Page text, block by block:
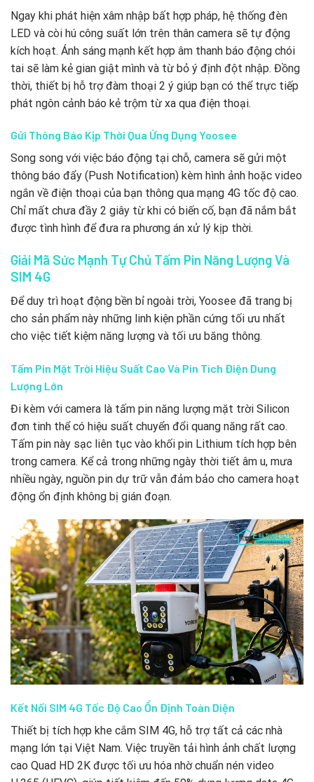
Ngay khi phát hiện xâm nhập bất hợp pháp, hệ thống đèn
LED và còi hú công suất lớn trên thân camera sẽ tự động
kích hoạt. Ánh sáng mạnh kết hợp âm thanh báo động chói
tai sẽ làm kẻ gian giật mình và từ bỏ ý định đột nhập. Đồng
thời, thiết bị hỗ trợ đàm thoại 2 ý giúp bạn có thể trực tiếp
phát ngôn cảnh báo kẻ trộm từ xa qua điện thoại.
Gửi Thông Báo Kịp Thời Qua Ứng Dụng Yoosee
Song song với việc báo động tại chỗ, camera sẽ gửi một
thông báo đẩy (Push Notification) kèm hình ảnh hoặc video
ngắn về điện thoại của bạn thông qua mạng 4G tốc độ cao.
Chỉ mất chưa đầy 2 giây từ khi có biến cố, bạn đã nắm bắt
được tình hình để đưa ra phương án xử lý kịp thời.
Giải Mã Sức Mạnh Tự Chủ Tấm Pin Năng Lượng Và
SIM 4G
Để duy trì hoạt động bền bỉ ngoài trời, Yoosee đã trang bị
cho sản phẩm này những linh kiện phần cứng tối ưu nhất
cho việc tiết kiệm năng lượng và tối ưu băng thông.
Tấm Pin Mặt Trời Hiệu Suất Cao Và Pin Tích Điện Dung
Lượng Lớn
Đi kèm với camera là tấm pin năng lượng mặt trời Silicon
đơn tinh thể có hiệu suất chuyển đổi quang năng rất cao.
Tấm pin này sạc liên tục vào khối pin Lithium tích hợp bên
trong camera. Kể cả trong những ngày thời tiết âm u, mưa
nhiều ngày, nguồn pin dự trữ vẫn đảm bảo cho camera hoạt
động ổn định không bị gián đoạn.
Kết Nối SIM 4G Tốc Độ Cao Ổn Định Toàn Diện
Thiết bị tích hợp khe cắm SIM 4G, hỗ trợ tất cả các nhà
mạng lớn tại Việt Nam. Việc truyền tải hình ảnh chất lượng
cao Quad HD 2K được tối ưu hóa nhờ chuẩn nén video